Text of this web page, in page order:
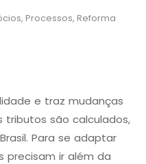
, Processos, Reforma
e traz mudanças
são calculados,
Para se adaptar
precisam ir além da